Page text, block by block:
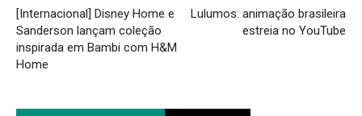
[Internacional] Disney Home e
Sanderson lançam coleção
inspirada em Bambi com H&M
Home
Lulumos: animação brasileira
estreia no YouTube